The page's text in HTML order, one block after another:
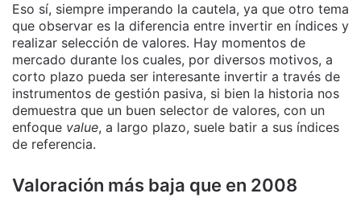
Eso sí, siempre imperando la cautela, ya que otro tema
que observar es la diferencia entre invertir en índices y
realizar selección de valores. Hay momentos de
mercado durante los cuales, por diversos motivos, a
corto plazo pueda ser interesante invertir a través de
instrumentos de gestión pasiva, si bien la historia nos
demuestra que un buen selector de valores, con un
enfoque value, a largo plazo, suele batir a sus índices
de referencia.
Valoración más baja que en 2008